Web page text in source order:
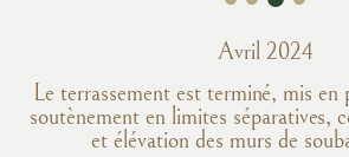
Avril 2024
Le terrassement est terminé, mis en
soutènement en limites séparatives,
et élévation des murs de